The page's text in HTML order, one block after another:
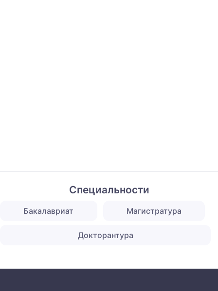
Специальности
Бакалавриат Магистратура
Докторантура